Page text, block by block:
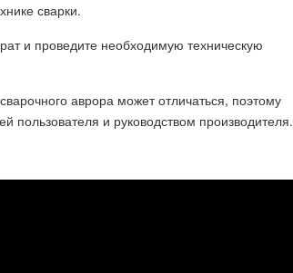
сварки.
и проведите необходимую техническую
аврора может отличаться, поэтому
пользователя и руководством производителя.